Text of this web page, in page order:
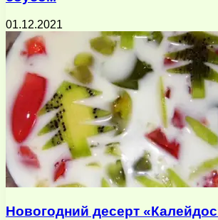
01.12.2021
Новогодний десерт